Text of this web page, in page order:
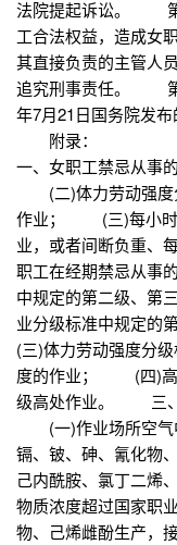
法院提起诉讼。 第
工合法权益，造成女
其直接负责的主管人
追究刑事责任。 第
年7月21日国务院发布
附录： 女
一、女职工禁忌从
(二)体力劳动强度
作业； (三)每小时
业，或者间断负重
职工在经期禁忌从
中规定的第二级、
业分级标准中规定
(三)体力劳动强度分
度的作业； (四)高
级高处作业。 三、
(一)作业场所空气
镉、铍、砷、氰化物
己内酰胺、氯丁二烯
物质浓度超过国家
物、己烯雌酚生产